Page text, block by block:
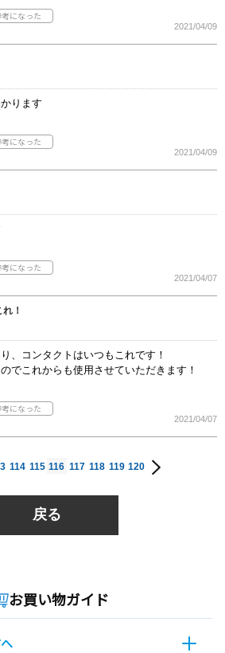
2021/04/09
ります
2021/04/09
2021/04/07
！
、コンタクトはいつもこれです！
でこれからも使用させていただきます！
2021/04/07
114 115 116 117 118 119 120
戻る
お買い物ガイド